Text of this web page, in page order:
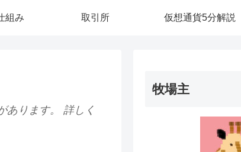
組み 取引所 仮想通貨5分解説
あります。 詳しく
牧場主